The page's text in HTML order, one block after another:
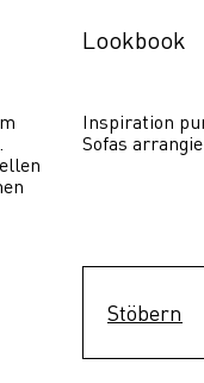
Lookbook
Inspiration
Sofas
Stöbern